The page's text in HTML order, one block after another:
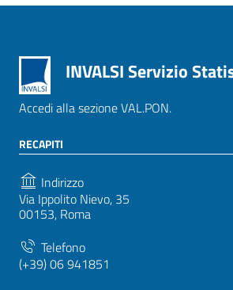
INVALSI Servizio
Accedi alla sezione VAL.PON.
RECAPITI
Indirizzo
Via Ippolito Nievo, 35
00153, Roma
Telefono
(+39) 06 941851